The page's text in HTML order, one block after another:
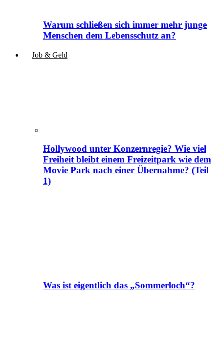
Warum schließen sich immer mehr junge
Menschen dem Lebensschutz an?
Job & Geld
Hollywood unter Konzernregie? Wie viel
Freiheit bleibt einem Freizeitpark wie dem
Movie Park nach einer Übernahme? (Teil
1)
Was ist eigentlich das „Sommerloch“?